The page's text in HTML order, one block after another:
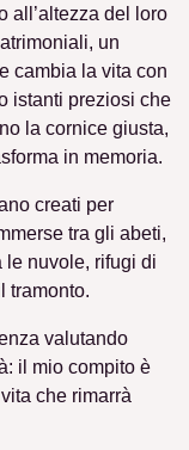
all’altezza del loro
, un
cambia la vita con
istanti preziosi che
la cornice giusta,
in memoria.
creati per
tra gli abeti,
le nuvole, rifugi di
tramonto.
valutando
il mio compito è
che rimarrà